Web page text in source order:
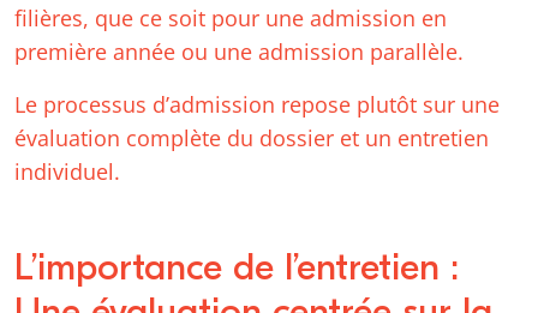
filières, que ce soit pour une admission en
première année ou une admission parallèle.
Le processus d’admission repose plutôt sur une
évaluation complète du dossier et un entretien
individuel.
L’importance de l’entretien :